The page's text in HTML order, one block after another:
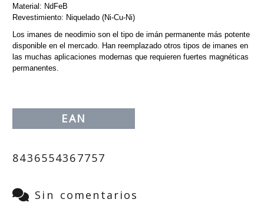
Material: NdFeB
Revestimiento: Niquelado (Ni-Cu-Ni)
Los imanes de neodimio son el tipo de imán permanente más potente
disponible en el mercado. Han reemplazado otros tipos de imanes en
las muchas aplicaciones modernas que requieren fuertes magnéticas
permanentes.
EAN
8436554367757
Sin comentarios